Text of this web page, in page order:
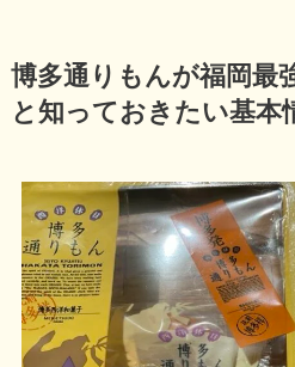
博多通りもんが福岡最
と知っておきたい基本